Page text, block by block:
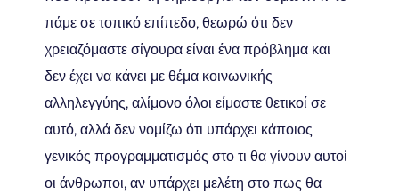
πάμε σε τοπικό επίπεδο, θεωρώ ότι δεν
χρειαζόμαστε σίγουρα είναι ένα πρόβλημα και
δεν έχει να κάνει με θέμα κοινωνικής
αλληλεγγύης, αλίμονο όλοι είμαστε θετικοί σε
αυτό, αλλά δεν νομίζω ότι υπάρχει κάποιος
γενικός προγραμματισμός στο τι θα γίνουν αυτοί
οι άνθρωποι, αν υπάρχει μελέτη στο πως θα